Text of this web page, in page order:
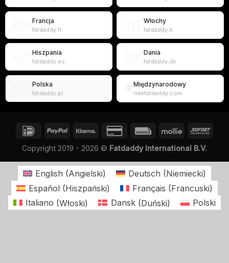
Francja
fatdaddy.fr
Włochy
fatdaddy.it
Hiszpania
fatdaddy.es
Dania
fatdaddy.dk
Polska
fatdaddy.pl
Międzynarodowy
ridefatdaddy.com
Copyright 2019 - 2026 © Fatdaddy International B.V.
English (Angielski) Deutsch (Niemiecki)
Español (Hiszpański) Français (Francuski)
Italiano (Włoski) Dansk(Duński) Polski